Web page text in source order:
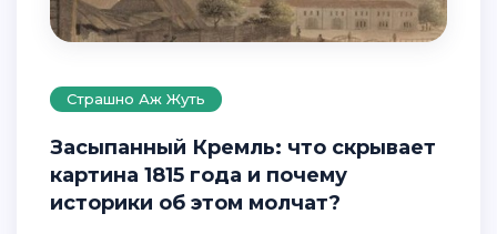
Страшно Аж Жуть
Засыпанный Кремль: что скрывает
картина 1815 года и почему
историки об этом молчат?